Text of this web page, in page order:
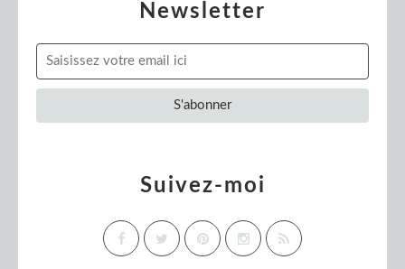
Newsletter
Suivez-moi